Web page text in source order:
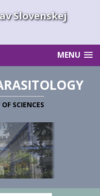
Slovenskej
MENU
SCIENCES